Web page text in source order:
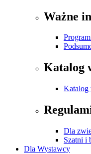
Ważne
Katalog
Katalog
Dla
Szatni i
Dla Wystawcy